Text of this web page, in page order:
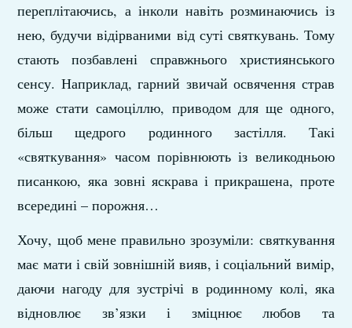
переплітаючись, а інколи навіть розминаючись із
нею, будучи відірваними від суті святкувань. Тому
стають позбавлені справжнього християнського
сенсу. Наприклад, гарний звичай освячення страв
може стати самоціллю, приводом для ще одного,
більш щедрого родинного застілля. Такі
«святкування» часом порівнюють із великодньою
писанкою, яка зовні яскрава і прикрашена, проте
всередині – порожня…
Хочу, щоб мене правильно зрозуміли: святкування
має мати і свій зовнішній вияв, і соціальний вимір,
даючи нагоду для зустрічі в родинному колі, яка
відновлює зв’язки і зміцнює любов та